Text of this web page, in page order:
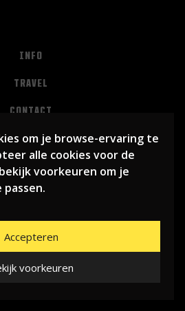
om je browse-ervaring te
alle cookies voor de
voorkeuren om je
Accepteren
voorkeuren
INFO
TRAVEL
CONTACT
PRIVACY
VOORWAARDEN
BV